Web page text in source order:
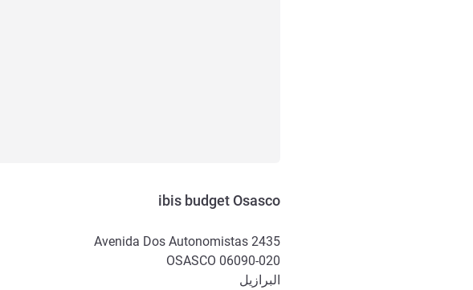
ibis budget Osasco
Avenida Dos Autonomistas 2435
06090-020
OSASCO
البرازيل